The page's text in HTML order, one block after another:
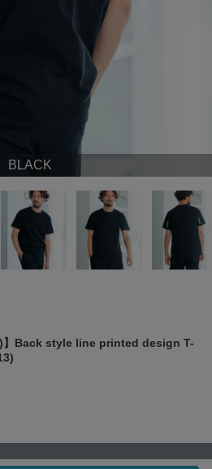
BLACK
】Back style line printed design T-